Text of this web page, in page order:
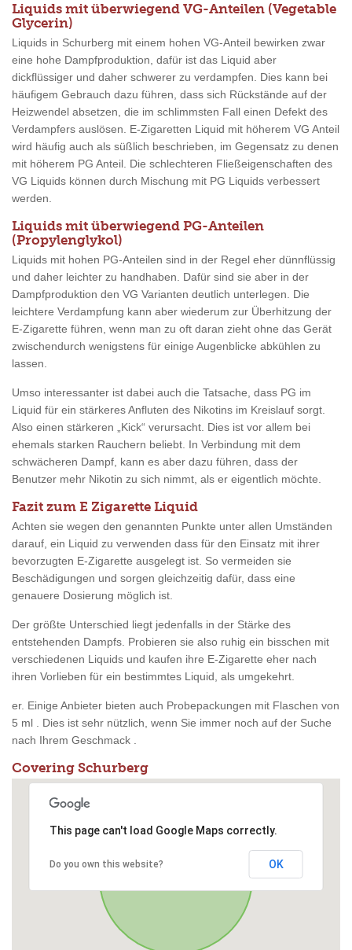
Liquids mit überwiegend VG-Anteilen (Vegetable
Glycerin)
Liquids in Schurberg mit einem hohen VG-Anteil bewirken zwar
eine hohe Dampfproduktion, dafür ist das Liquid aber
dickflüssiger und daher schwerer zu verdampfen. Dies kann bei
häufigem Gebrauch dazu führen, dass sich Rückstände auf der
Heizwendel absetzen, die im schlimmsten Fall einen Defekt des
Verdampfers auslösen. E-Zigaretten Liquid mit höherem VG Anteil
wird häufig auch als süßlich beschrieben, im Gegensatz zu denen
mit höherem PG Anteil. Die schlechteren Fließeigenschaften des
VG Liquids können durch Mischung mit PG Liquids verbessert
werden.
Liquids mit überwiegend PG-Anteilen
(Propylenglykol)
Liquids mit hohen PG-Anteilen sind in der Regel eher dünnflüssig
und daher leichter zu handhaben. Dafür sind sie aber in der
Dampfproduktion den VG Varianten deutlich unterlegen. Die
leichtere Verdampfung kann aber wiederum zur Überhitzung der
E-Zigarette führen, wenn man zu oft daran zieht ohne das Gerät
zwischendurch wenigstens für einige Augenblicke abkühlen zu
lassen.
Umso interessanter ist dabei auch die Tatsache, dass PG im
Liquid für ein stärkeres Anfluten des Nikotins im Kreislauf sorgt.
Also einen stärkeren „Kick“ verursacht. Dies ist vor allem bei
ehemals starken Rauchern beliebt. In Verbindung mit dem
schwächeren Dampf, kann es aber dazu führen, dass der
Benutzer mehr Nikotin zu sich nimmt, als er eigentlich möchte.
Fazit zum E Zigarette Liquid
Achten sie wegen den genannten Punkte unter allen Umständen
darauf, ein Liquid zu verwenden dass für den Einsatz mit ihrer
bevorzugten E-Zigarette ausgelegt ist. So vermeiden sie
Beschädigungen und sorgen gleichzeitig dafür, dass eine
genauere Dosierung möglich ist.
Der größte Unterschied liegt jedenfalls in der Stärke des
entstehenden Dampfs. Probieren sie also ruhig ein bisschen mit
verschiedenen Liquids und kaufen ihre E-Zigarette eher nach
ihren Vorlieben für ein bestimmtes Liquid, als umgekehrt.
er. Einige Anbieter bieten auch Probepackungen mit Flaschen von
5 ml . Dies ist sehr nützlich, wenn Sie immer noch auf der Suche
nach Ihrem Geschmack .
Covering Schurberg
This page can't load Google Maps correctly.
Do you own this website? OK